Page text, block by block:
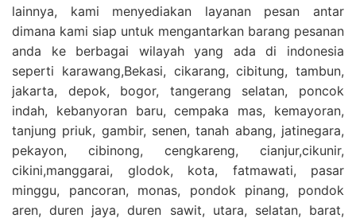
lainnya, kami menyediakan layanan pesan antar
dimana kami siap untuk mengantarkan barang pesanan
anda ke berbagai wilayah yang ada di indonesia
seperti karawang,Bekasi, cikarang, cibitung, tambun,
jakarta, depok, bogor, tangerang selatan, poncok
indah, kebanyoran baru, cempaka mas, kemayoran,
tanjung priuk, gambir, senen, tanah abang, jatinegara,
pekayon, cibinong, cengkareng, cianjur,cikunir,
cikini,manggarai, glodok, kota, fatmawati, pasar
minggu, pancoran, monas, pondok pinang, pondok
aren, duren jaya, duren sawit, utara, selatan, barat,